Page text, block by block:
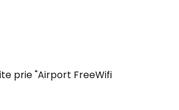
prie "Airport FreeWifi